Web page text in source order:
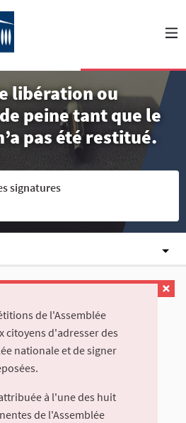
libération ou
peine tant que le
pas été restitué.
signatures
de l'Assemblée
citoyens d'adresser des
nationale et de signer
à l'une des huit
de l'Assemblée